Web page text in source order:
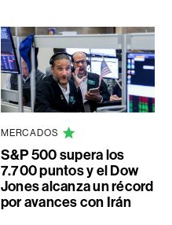
MERCADOS
S&P 500 supera los
7.700 puntos y el Dow
Jones alcanza un récord
por avances con Irán